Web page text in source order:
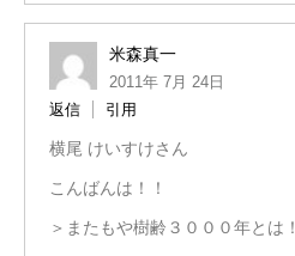
米森真一
2011年 7月 24日
返信
引用
横尾 けいすけさん
こんばんは！！
＞またもや樹齢３０００年とは！